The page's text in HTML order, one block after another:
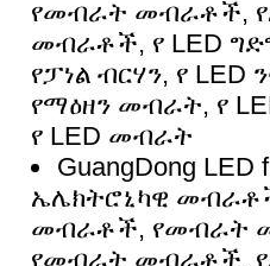
የመብራት መብራቶች,
መብራቶች, የ LED
የፓነል ብርሃን, የ LED
የማዕዘን መብራት, የ
የ LED መብራት
GuangDong
ኤሌክትሮኒካዊ
መብራቶች, የመብራት
የመብራት መብራቶች,